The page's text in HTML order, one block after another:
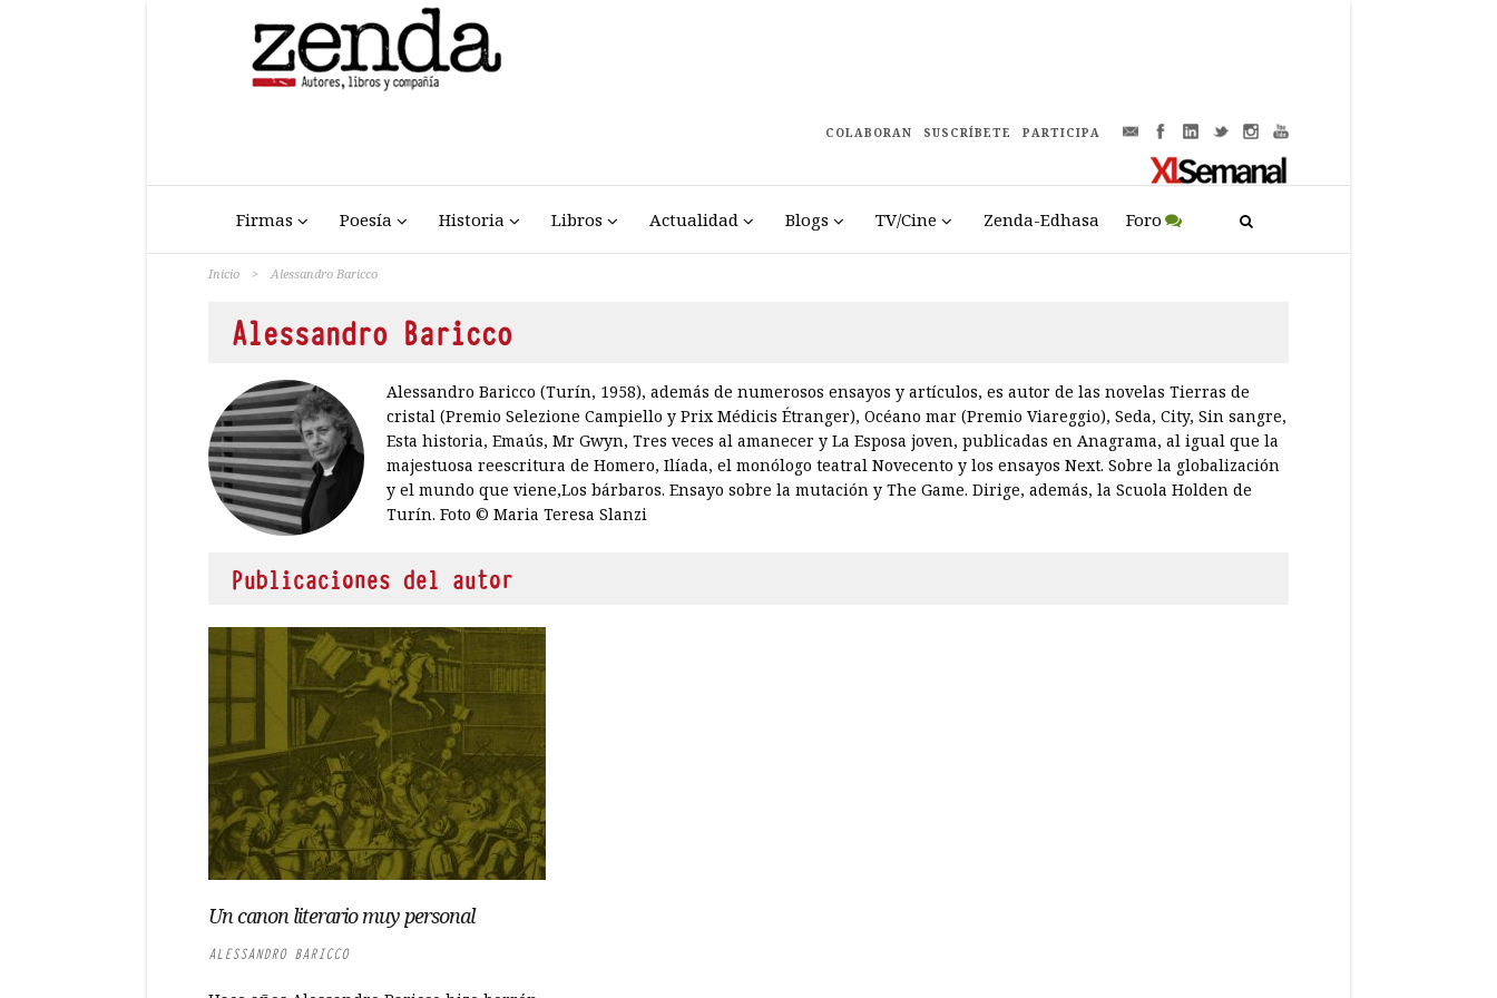
COLABORAN SUSCRÍBETE PARTICIPA
Firmas Poesía Historia Libros Actualidad Blogs TV/Cine Zenda-Edhasa Foro
Inicio > Alessandro Baricco
Alessandro Baricco
Alessandro Baricco (Turín, 1958), además de numerosos ensayos y artículos, es autor de las novelas Tierras de
cristal (Premio Selezione Campiello y Prix Médicis Étranger), Océano mar (Premio Viareggio), Seda, City, Sin sangre,
Esta historia, Emaús, Mr Gwyn, Tres veces al amanecer y La Esposa joven, publicadas en Anagrama, al igual que la
majestuosa reescritura de Homero, Ilíada, el monólogo teatral Novecento y los ensayos Next. Sobre la globalización
y el mundo que viene,Los bárbaros. Ensayo sobre la mutación y The Game. Dirige, además, la Scuola Holden de
Turín. Foto © Maria Teresa Slanzi
Publicaciones del autor
Un canon literario muy personal
ALESSANDRO BARICCO